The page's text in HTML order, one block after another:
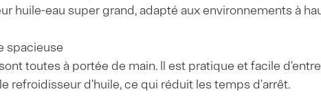
huile-eau super grand, adapté aux environnements à
spacieuse
toutes à portée de main. Il est pratique et facile
refroidisseur d'huile, ce qui réduit les temps d'arrêt.